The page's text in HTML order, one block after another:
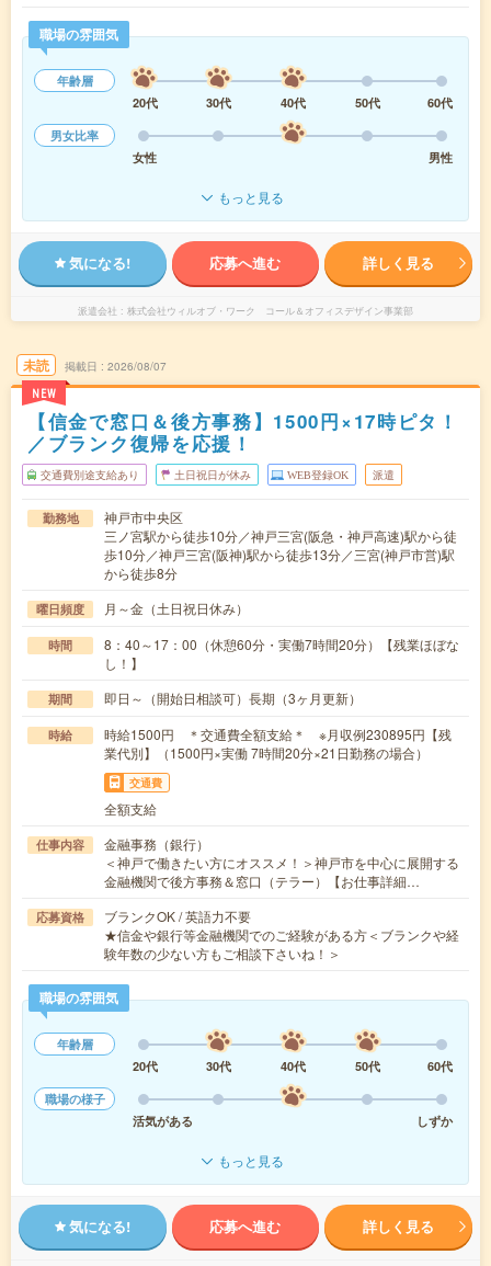
職場の雰囲気
年齢層
20代
30代 40代 50代
60代
男女比率
女性
男性
もっと見る
気になる! 応募へ進む 詳しく見る
派遣会社 株式会社ウィルオブ・ワーク コール＆オフィスデザイン事業部
未読
NEW
掲載日 2026/08/07
【信金で窓口＆後方事務】1500円×17時ピタ！
／ブランク復帰を応援！
交通費別途支給あり 土日祝日が休み WEB登録OK 派遣
勤務地
神戸市中央区
三ノ宮駅から徒歩10分／神戸三宮(阪急・神戸高速)駅から徒
歩10分／神戸三宮(阪神)駅から徒歩13分／三宮(神戸市営)駅
から徒歩8分
曜日頻度 月～金（土日祝日休み）
時間
8：40～17：00（休憩60分・実働7時間20分）【残業ほぼな
し！】
期間 即日～（開始日相談可）長期（3ヶ月更新）
時給
時給1500円 ＊交通費全額支給＊ ※月収例230895円【残
業代別】（1500円×実働 7時間20分×21日勤務の場合）
交通費
全額支給
仕事内容
金融事務（銀行）
＜神戸で働きたい方にオススメ！＞神戸市を中心に展開する
金融機関で後方事務＆窓口（テラー）【お仕事詳細…
応募資格
ブランクOK / 英語力不要
★信金や銀行等金融機関でのご経験がある方＜ブランクや経
験年数の少ない方もご相談下さいね！＞
職場の雰囲気
年齢層
20代
30代 40代 50代
60代
職場の様子
活気がある
しずか
もっと見る
気になる! 応募へ進む 詳しく見る